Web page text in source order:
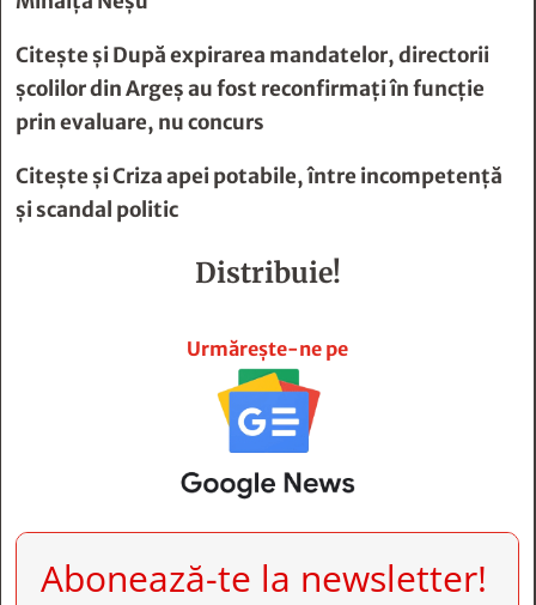
Citește șiDupă expirarea mandatelor, directorii
şcolilor din Argeş au fost reconfirmaţi în funcţie
prin evaluare, nu concurs
Citește șiCriza apei potabile, între incompetenţă
şi scandal politic
Distribuie!
Urmărește-ne pe
Abonează-te la newsletter!